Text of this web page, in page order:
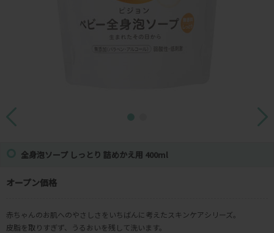
全身泡ソープ しっとり 詰めかえ用 400ml
オープン価格
赤ちゃんのお肌へのやさしさをいちばんに考えたスキンケアシリーズ。
皮脂を取りすぎず、うるおいを残して洗います。